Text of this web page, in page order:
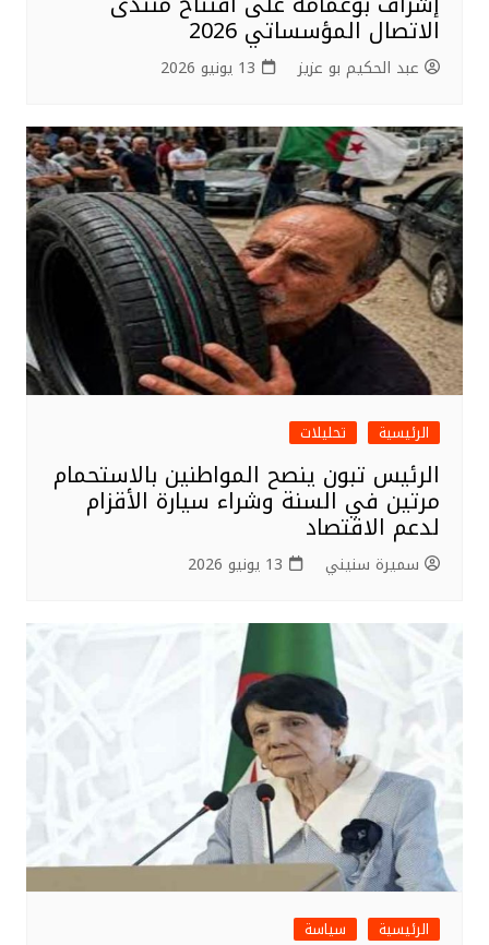
الاتصال المؤسساتي 2026
عبد الحكيم بو عزيز 13 يونيو 2026
الرئيسية تحليلات
الرئيس تبون ينصح المواطنين بالاستحمام
مرتين في السنة وشراء سيارة الأقزام
لدعم الاقتصاد
سميرة سنيني 13 يونيو 2026
الرئيسية سياسة